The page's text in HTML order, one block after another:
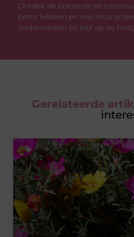
Ontdek de boeiende en
petto hebben en mis onze
onderwerpen en blijf op de
Gerelateerde